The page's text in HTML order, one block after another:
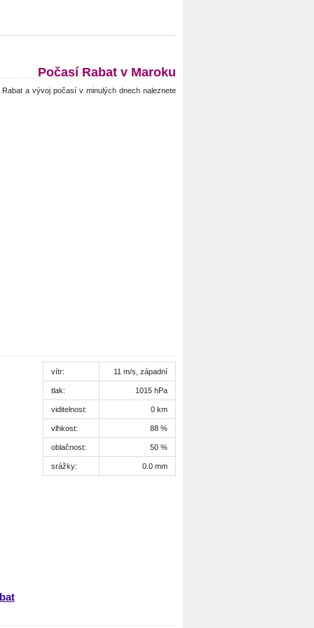
Počasí Rabat v Maroku
a vývoj počasí v minulých dnech naleznete
vítr: 11 m/s, západní
tlak: 1015 hPa
viditelnost: 0 km
vlhkost: 88 %
oblačnost: 50 %
srážky: 0.0 mm